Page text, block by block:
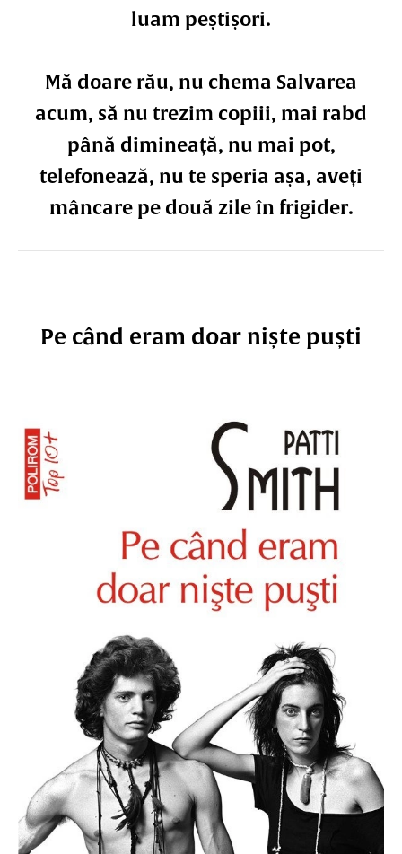
luam peștișori.
Mă doare rău, nu chema Salvarea
acum, să nu trezim copiii, mai rabd
până dimineață, nu mai pot,
telefonează, nu te speria așa, aveți
mâncare pe două zile în frigider.
Pe când eram doar niște puști